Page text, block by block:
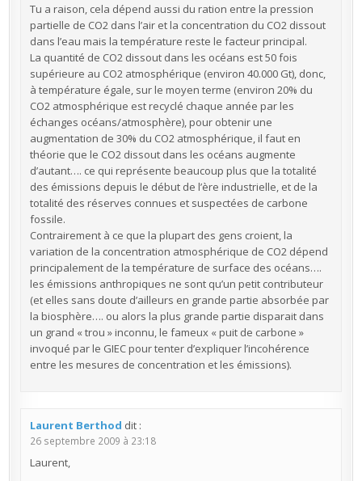
Tu a raison, cela dépend aussi du ration entre la pression
partielle de CO2 dans l’air et la concentration du CO2 dissout
dans l’eau mais la température reste le facteur principal.
La quantité de CO2 dissout dans les océans est 50 fois
supérieure au CO2 atmosphérique (environ 40.000 Gt), donc,
à température égale, sur le moyen terme (environ 20% du
CO2 atmosphérique est recyclé chaque année par les
échanges océans/atmosphère), pour obtenir une
augmentation de 30% du CO2 atmosphérique, il faut en
théorie que le CO2 dissout dans les océans augmente
d’autant…. ce qui représente beaucoup plus que la totalité
des émissions depuis le début de l’ère industrielle, et de la
totalité des réserves connues et suspectées de carbone
fossile.
Contrairement à ce que la plupart des gens croient, la
variation de la concentration atmosphérique de CO2 dépend
principalement de la température de surface des océans….
les émissions anthropiques ne sont qu’un petit contributeur
(et elles sans doute d’ailleurs en grande partie absorbée par
la biosphère…. ou alors la plus grande partie disparait dans
un grand « trou » inconnu, le fameux « puit de carbone »
invoqué par le GIEC pour tenter d’expliquer l’incohérence
entre les mesures de concentration et les émissions).
Laurent Berthod dit :
26 septembre 2009 à 23:18
Laurent,